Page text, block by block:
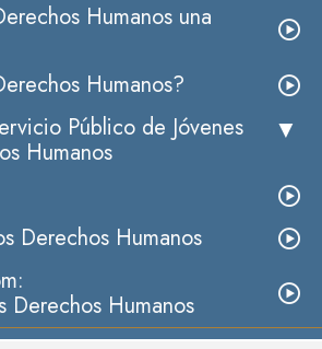
Humanos una
Humanos?
Público de Jóvenes
Humanos
Derechos Humanos
Derechos Humanos